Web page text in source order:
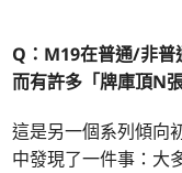
Q： M19在普通/非普
而有許多「牌庫頂N
這是另一個系列傾向
中發現了一件事：大